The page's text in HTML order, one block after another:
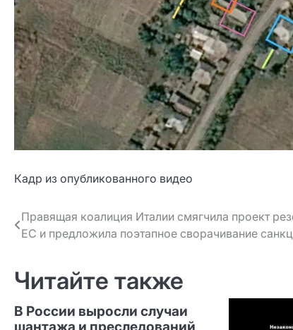
Кадр из опубликованного видео
Навигация
по записям
Правящая коалиция Италии смягчила проект
ЕС и предложила поэтапное сворачивание
Читайте также
В России выросли случаи